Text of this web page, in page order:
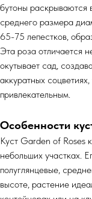
бутоны раскрываются
среднего размера
65-75 лепестков,
Эта роза отличается
окутывает сад,
аккуратных
привлекательным.
Особенности
Куст Garden of Roses
небольших участках.
полуглянцевые,
высоте, растение